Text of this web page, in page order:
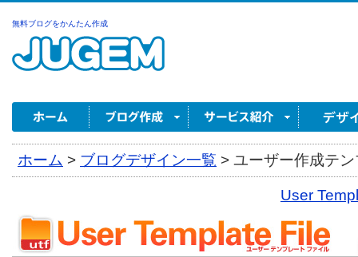
無料ブログをかんたん作成
ホーム > ブログデザイン一覧 > ユーザー作成テ
User